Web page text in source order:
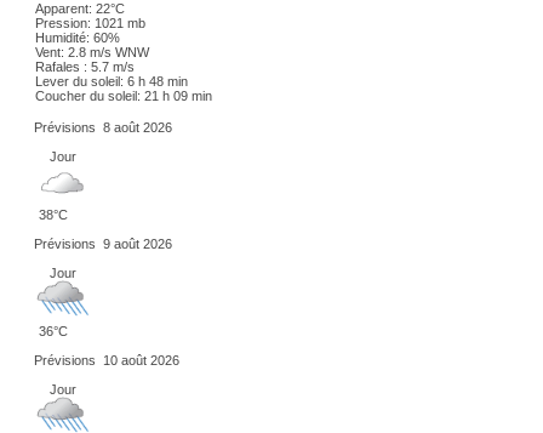
Apparent: 22°C
Pression: 1021 mb
Humidité: 60%
Vent: 2.8 m/s WNW
Rafales : 5.7 m/s
Lever du soleil: 6 h 48 min
Coucher du soleil: 21 h 09 min
Prévisions 8 août 2026
Jour
38°C
Prévisions 9 août 2026
Jour
36°C
Prévisions
10 août 2026
Jour